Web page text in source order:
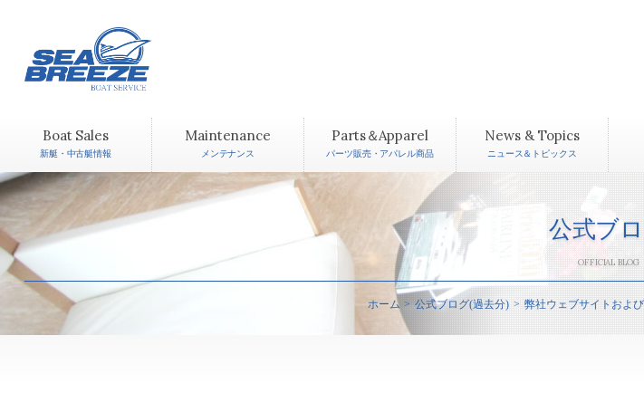
Boat Sales
新艇・中古艇情報
Maintenance
メンテナンス
Parts＆Apparel
パーツ販売・アパレル商品
News & Topics
ニュース＆トピックス
公式ブ
OFFICIAL BLOG
ホーム 公式ブログ(過去分) 弊社ウェブサイトおよ